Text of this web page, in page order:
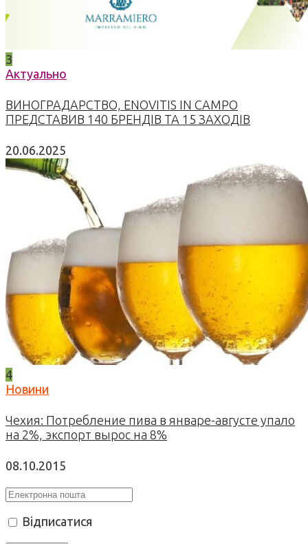
3
Актуально
ВИНОГРАДАРСТВО, ENOVITIS IN CAMPO
ПРЕДСТАВИВ 140 БРЕНДІВ ТА 15 ЗАХОДІВ
20.06.2025
4
Новини
Чехия: Потребление пива в январе-августе упало
на 2%, экспорт вырос на 8%
08.10.2015
Відписатися